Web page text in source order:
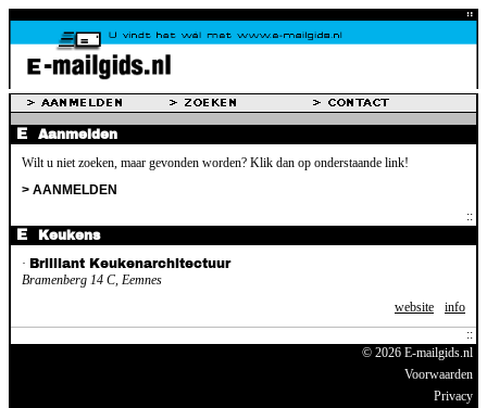
Aanmelden
Wilt u niet zoeken, maar gevonden worden? Klik dan op onderstaande link!
> AANMELDEN
Keukens
· Brilliant Keukenarchitectuur
Bramenberg 14 C, Eemnes
website
info
© 2026 E-mailgids.nl
Voorwaarden
Privacy